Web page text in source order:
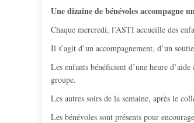
Une dizaine de bénévoles accompagne
Chaque mercredi, l’ASTI accueille des
Il s’agit d’un accompagnement, d’un
Les enfants bénéficient d’une heure
groupe.
Les autres soirs de la semaine, après le
Les bénévoles sont présents pour